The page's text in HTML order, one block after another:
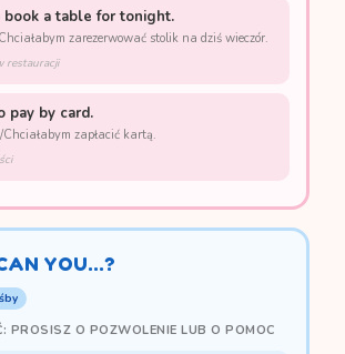
a table for tonight.
zarezerwować stolik na dziś wieczór.
restauracji
pay by card.
Chciałabym zapłacić kartą.
YOU...?
PROSISZ O POZWOLENIE LUB O POMOC